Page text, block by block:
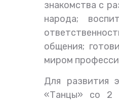
знакомства с
народа;
общения;
миром
Для развития
«Танцы» со 2